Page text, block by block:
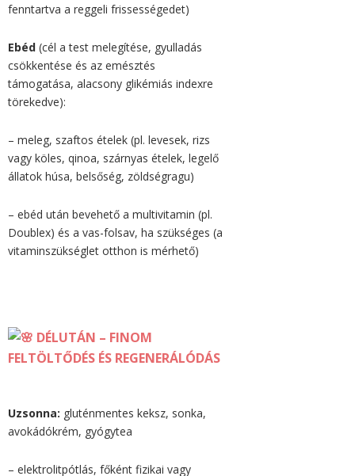
fenntartva a reggeli frissességedet)
Ebéd (cél a test melegítése, gyulladás
csökkentése és az emésztés
támogatása, alacsony glikémiás indexre
törekedve):
– meleg, szaftos ételek (pl. levesek, rizs
vagy köles, qinoa, szárnyas ételek, legelő
állatok húsa, belsőség, zöldségragu)
– ebéd után bevehető a multivitamin (pl.
Doublex) és a vas-folsav, ha szükséges (a
vitaminszükséglet otthon is mérhető)
DÉLUTÁN – FINOM
FELTÖLTŐDÉS ÉS REGENERÁLÓDÁS
Uzsonna: gluténmentes keksz, sonka,
avokádókrém, gyógytea
– elektrolitpótlás, főként fizikai vagy